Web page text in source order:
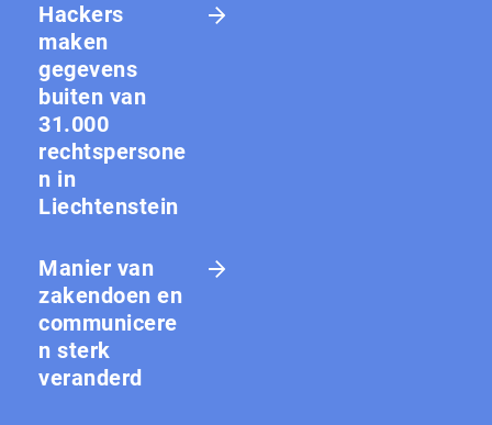
Hackers
maken
gegevens
buiten van
31.000
rechtspersone
n in
Liechtenstein
Manier van
zakendoen en
communicere
n sterk
veranderd